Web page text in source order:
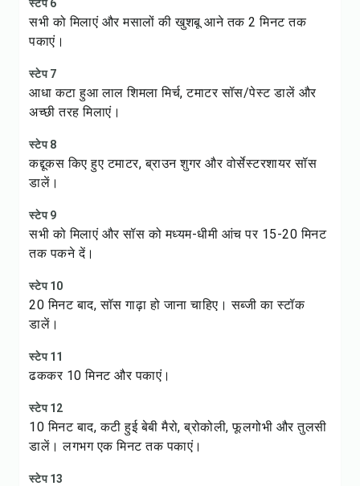
स्टेप 6
सभी को मिलाएं और मसालों की खुशबू आने तक 2 मिनट तक
पकाएं।
स्टेप 7
आधा कटा हुआ लाल शिमला मिर्च, टमाटर सॉस/पेस्ट डालें और
अच्छी तरह मिलाएं।
स्टेप 8
कद्दूकस किए हुए टमाटर, ब्राउन शुगर और वोर्सेस्टरशायर सॉस
डालें।
स्टेप 9
सभी को मिलाएं और सॉस को मध्यम-धीमी आंच पर 15-20 मिनट
तक पकने दें।
स्टेप 10
20 मिनट बाद, सॉस गाढ़ा हो जाना चाहिए। सब्जी का स्टॉक
डालें।
स्टेप 11
ढककर 10 मिनट और पकाएं।
स्टेप 12
10 मिनट बाद, कटी हुई बेबी मैरो, ब्रोकोली, फूलगोभी और तुलसी
डालें। लगभग एक मिनट तक पकाएं।
स्टेप 13